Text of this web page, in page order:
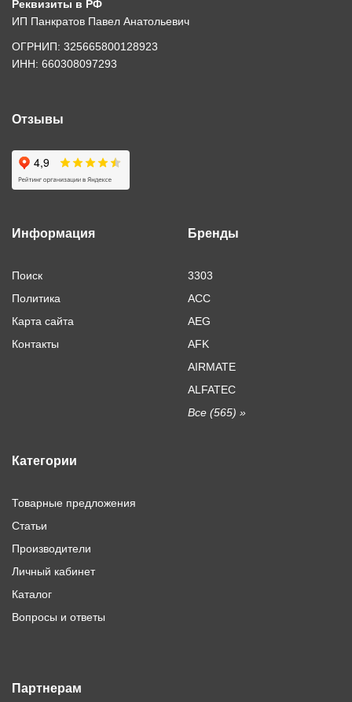
Реквизиты в РФ
ИП Панкратов Павел Анатольевич
ОГРНИП: 325665800128923
ИНН: 660308097293
Отзывы
Информация
Поиск
Политика
Карта сайта
Контакты
Бренды
3303
ACC
AEG
AFK
AIRMATE
ALFATEC
Все (565) »
Категории
Товарные предложения
Статьи
Производители
Личный кабинет
Каталог
Вопросы и ответы
Партнерам